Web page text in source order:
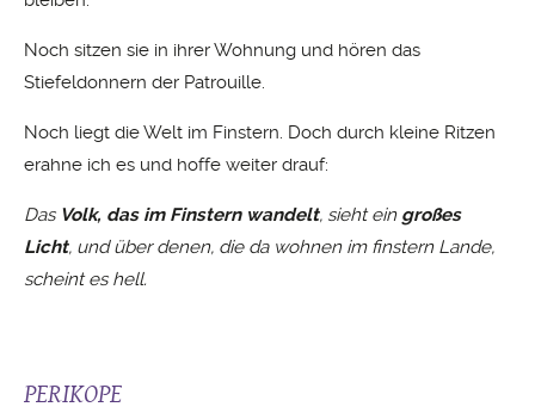
Noch sitzen sie in ihrer Wohnung und hören das
Stiefeldonnern der Patrouille.
Noch liegt die Welt im Finstern. Doch durch kleine Ritzen
erahne ich es und hoffe weiter drauf:
Das Volk, das im Finstern wandelt, sieht ein großes
Licht, und über denen, die da wohnen im finstern Lande,
scheint es hell.
PERIKOPE